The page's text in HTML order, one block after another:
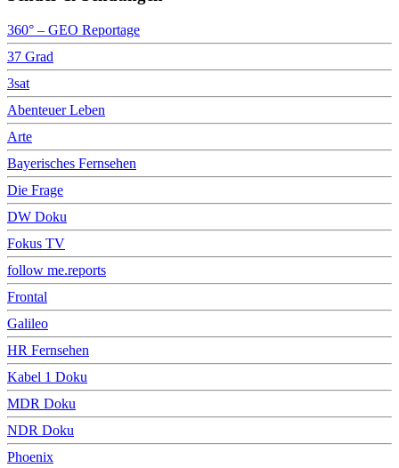
360° – GEO Reportage
37 Grad
3sat
Abenteuer Leben
Arte
Bayerisches Fernsehen
Die Frage
DW Doku
Fokus TV
follow me.reports
Frontal
Galileo
HR Fernsehen
Kabel 1 Doku
MDR Doku
NDR Doku
Phoenix